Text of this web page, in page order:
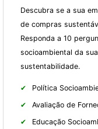
Descubra se a sua
de compras
Responda a 10
socioambiental da
sustentabilidade.
Política
Avaliação de
Educação